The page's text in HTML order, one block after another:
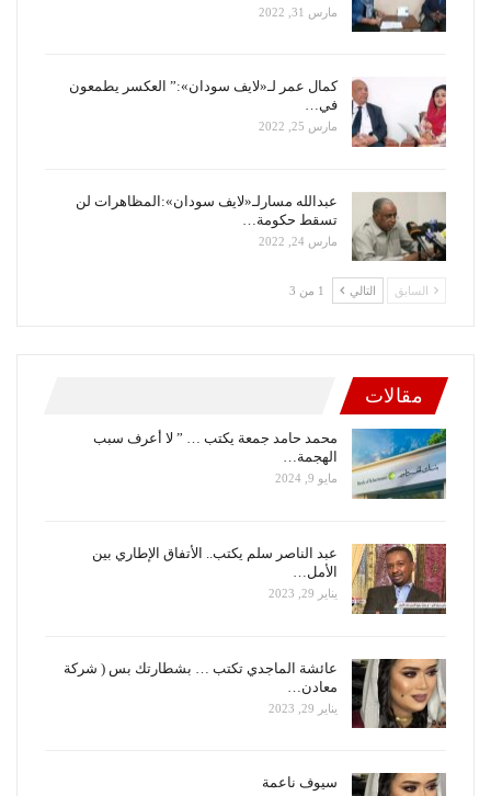
مارس 31, 2022
كمال عمر لـ«لايف سودان»:” العكسر يطمعون
في…
مارس 25, 2022
عبدالله مسارلـ«لايف سودان»:المظاهرات لن
تسقط حكومة…
مارس 24, 2022
السابق التالي 1 من 3
مقالات
محمد حامد جمعة يكتب … ” لا أعرف سبب
الهجمة…
مايو 9, 2024
عبد الناصر سلم يكتب.. الأتفاق الإطاري بين
الأمل…
يناير 29, 2023
عائشة الماجدي تكتب … بشطارتك بس ( شركة
معادن…
يناير 29, 2023
سيوف ناعمة